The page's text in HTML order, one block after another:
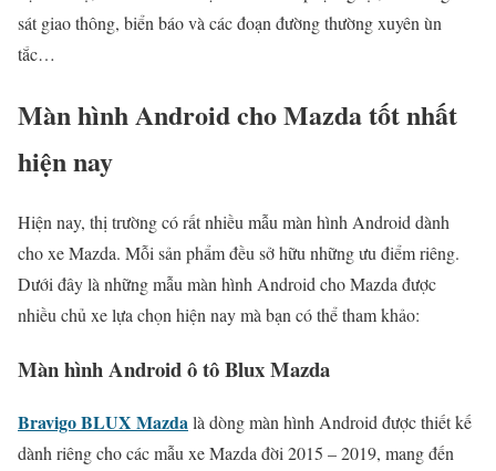
sát giao thông, biển báo và các đoạn đường thường xuyên ùn
tắc…
Màn hình Android cho Mazda tốt nhất
hiện nay
Hiện nay, thị trường có rất nhiều mẫu màn hình Android dành
cho xe Mazda. Mỗi sản phẩm đều sở hữu những ưu điểm riêng.
Dưới đây là những mẫu màn hình Android cho Mazda được
nhiều chủ xe lựa chọn hiện nay mà bạn có thể tham khảo:
Màn hình Android ô tô Blux Mazda
Bravigo BLUX Mazdalà dòng màn hình Android được thiết kế
dành riêng cho các mẫu xe Mazda đời 2015 – 2019, mang đến